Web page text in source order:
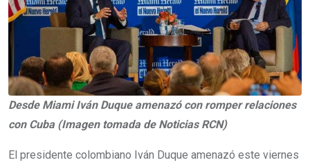
Desde Miami Iván Duque amenazó con romper relaciones
con Cuba (Imagen tomada de Noticias RCN)
El presidente colombiano Iván Duque amenazó este viernes